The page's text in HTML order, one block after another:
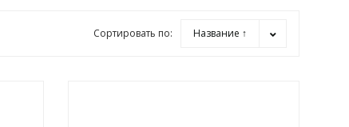
Сортировать по: Название ↑